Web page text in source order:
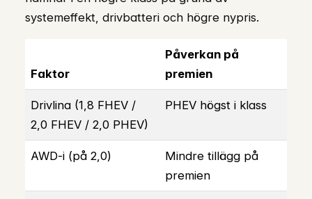
systemeffekt, drivbatteri och högre nypris.
Faktor
Påverkan på
premien
Drivlina (1,8 FHEV /
2,0 FHEV / 2,0 PHEV)
PHEV högst i klass
AWD-i (på 2,0)
Mindre tillägg på
premien